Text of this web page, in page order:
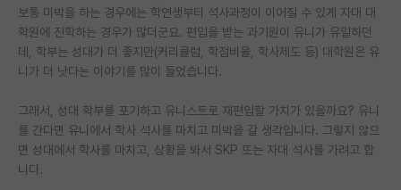
인문사회 계열 게시판
특수/전문대학원 게시판
반도체/AI 게시판
장학금/장학생 게시판
보통 미박을 하는 경우에는 학연생부터 석사과정이 이어질 수 있게 자대 대
학원에 진학하는 경우가 많더군요. 편입을 받는 과기원이 유니가 유일하던
데, 학부는 성대가 더 좋지만(커리큘럼, 학점비율, 학사제도 등) 대학원은 유
니가 더 낫다는 이야기를 많이 들었습니다.
그래서, 성대 학부를 포기하고 유니스트로 재편입할 가치가 있을까요? 유니
를 간다면 유니에서 학사 석사를 마치고 미박을 갈 생각입니다. 그렇지 않으
면 성대에서 학사를 마치고, 상황을 봐서 SKP 또는 자대 석사를 가려고 합
니다.